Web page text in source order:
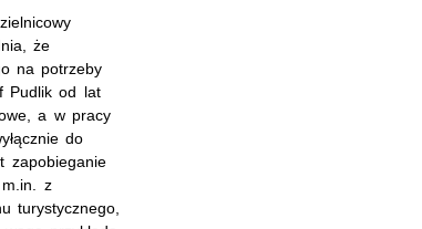
że
na potrzeby
Pudlik od lat
a w pracy
do
zapobieganie
m.in. z
turystycznego,